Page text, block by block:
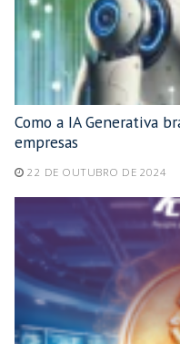
Como a IA Generativa
empresas
22 DE OUTUBRO DE 2024